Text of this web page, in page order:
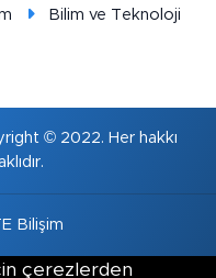
Bilim ve Teknoloji
© 2022. Her hakkı
Bilişim
çerezlerden